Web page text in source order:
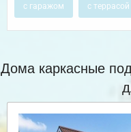
с гаражом с террасой
Дома каркасные